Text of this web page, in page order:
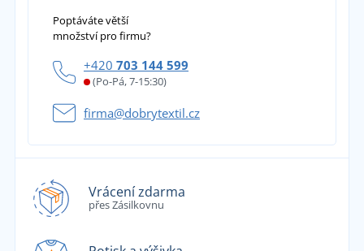
Poptáváte větší
množství pro firmu?
+420 703 144 599
(Po-Pá, 7-15:30)
firma@dobrytextil.cz
Vrácení zdarma
přes Zásilkovnu